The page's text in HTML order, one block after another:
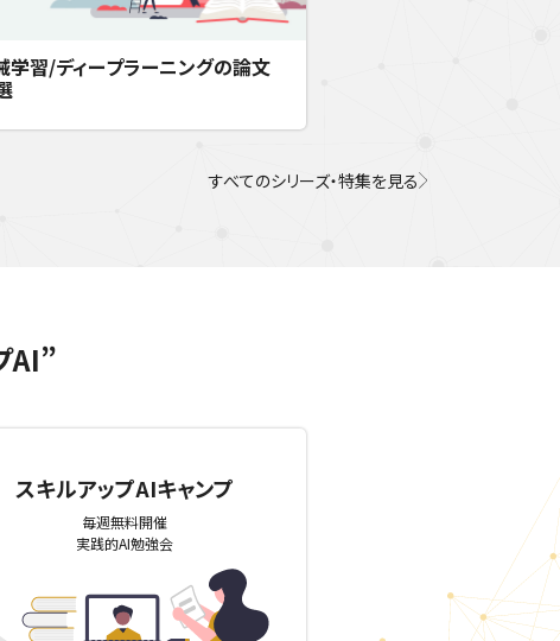
学習/ディープラーニングの論文
すべてのシリーズ・特集を見る
AI”
スキルアップAIキャンプ
毎週無料開催
実践的AI勉強会